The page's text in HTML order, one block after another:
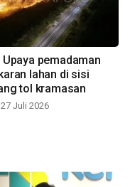
Upaya pemadaman
lahan di sisi
tol kramasan
Juli 2026